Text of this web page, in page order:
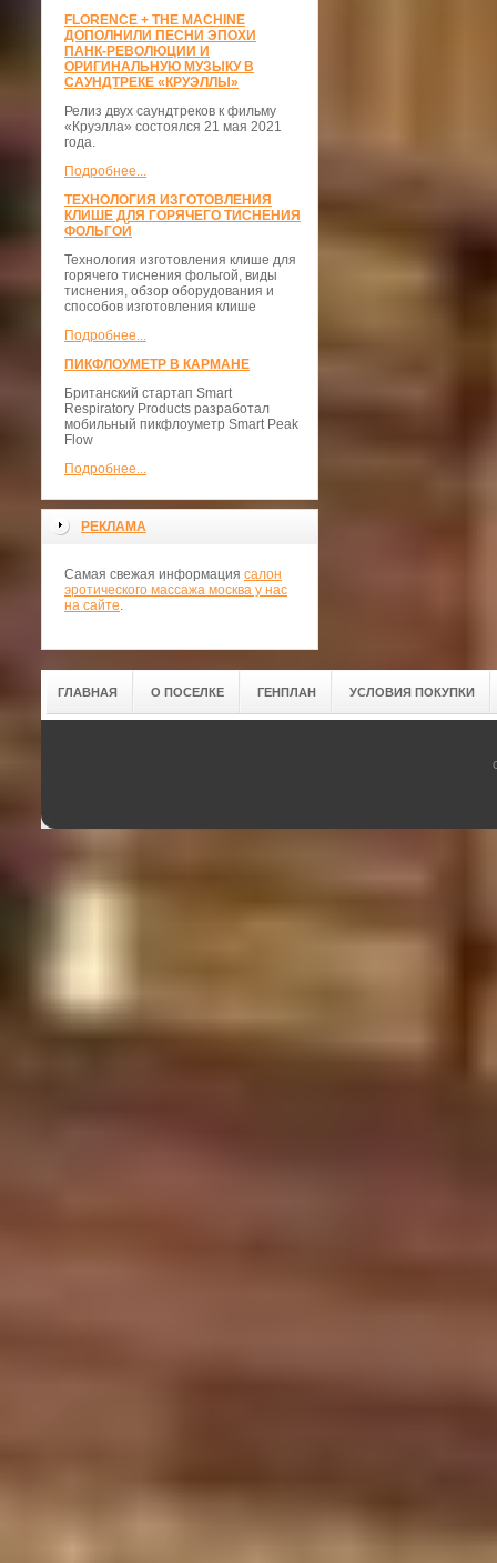
FLORENCE + THE MACHINE
ДОПОЛНИЛИ ПЕСНИ ЭПОХИ
ПАНК-РЕВОЛЮЦИИ И
ОРИГИНАЛЬНУЮ МУЗЫКУ В
САУНДТРЕКЕ «КРУЭЛЛЫ»
Релиз двух саундтреков к фильму
«Круэлла» состоялся 21 мая 2021
года.
Подробнее...
ТЕХНОЛОГИЯ ИЗГОТОВЛЕНИЯ
КЛИШЕ ДЛЯ ГОРЯЧЕГО ТИСНЕНИЯ
ФОЛЬГОЙ
Технология изготовления клише для
горячего тиснения фольгой, виды
тиснения, обзор оборудования и
способов изготовления клише
Подробнее...
ПИКФЛОУМЕТР В КАРМАНЕ
Британский стартап Smart
Respiratory Products разработал
мобильный пикфлоуметр Smart Peak
Flow
Подробнее...
РЕКЛАМА
Самая свежая информация салон
эротического массажа москва у нас
на сайте.
ГЛАВНАЯ О ПОСЕЛКЕ ГЕНПЛАН УСЛОВИЯ ПОКУПКИ